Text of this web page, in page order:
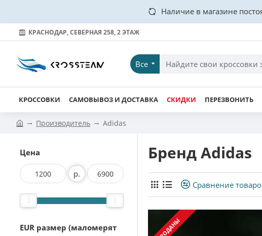
Наличие в магазине
КРАСНОДАР, СЕВЕРНАЯ 258, 2 ЭТАЖ
Все
КРОССОВКИ САМОВЫВОЗ И ДОСТАВКА СКИДКИ ПЕРЕЗВОНИТЬ
Производитель Adidas
Цена
р.
EUR размер (маломерят
Бренд Adidas
Сравнение
ПРОДАНЫ